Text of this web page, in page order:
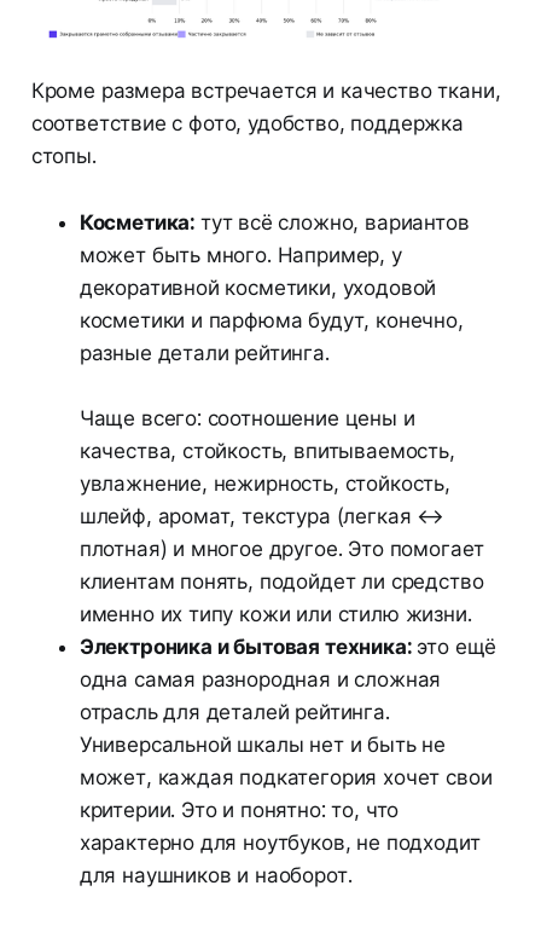
Кроме размера встречается и качество ткани,
соответствие с фото, удобство, поддержка
стопы.
Косметика: тут всё сложно, вариантов
может быть много. Например, у
декоративной косметики, уходовой
косметики и парфюма будут, конечно,
разные детали рейтинга.
Чаще всего: соотношение цены и
качества, стойкость, впитываемость,
увлажнение, нежирность, стойкость,
шлейф, аромат, текстура (легкая ↔
плотная) и многое другое. Это помогает
клиентам понять, подойдет ли средство
именно их типу кожи или стилю жизни.
Электроника и бытовая техника: это ещё
одна самая разнородная и сложная
отрасль для деталей рейтинга.
Универсальной шкалы нет и быть не
может, каждая подкатегория хочет свои
критерии. Это и понятно: то, что
характерно для ноутбуков, не подходит
для наушников и наоборот.